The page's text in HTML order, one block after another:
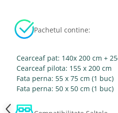
Pachetul contine:
Cearceaf pat: 140x 200 cm +
Cearceaf pilota: 155 x 200 cm
Fata perna: 55 x 75 cm (1 buc)
Fata perna: 50 x 50 cm (1 buc)